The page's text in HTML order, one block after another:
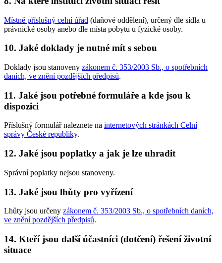
Místně příslušný celní úřad (daňové oddělení), určený dle sídla u
právnické osoby anebo dle místa pobytu u fyzické osoby.
10. Jaké doklady je nutné mít s sebou
Doklady jsou stanoveny zákonem č. 353/2003 Sb., o spotřebních
daních, ve znění pozdějších předpisů.
11. Jaké jsou potřebné formuláře a kde jsou k
dispozici
Příslušný formulář naleznete na internetových stránkách Celní
správy České republiky.
12. Jaké jsou poplatky a jak je lze uhradit
Správní poplatky nejsou stanoveny.
13. Jaké jsou lhůty pro vyřízení
Lhůty jsou určeny zákonem č. 353/2003 Sb., o spotřebních daních,
ve znění pozdějších předpisů.
14. Kteří jsou další účastníci (dotčení) řešení životní
situace